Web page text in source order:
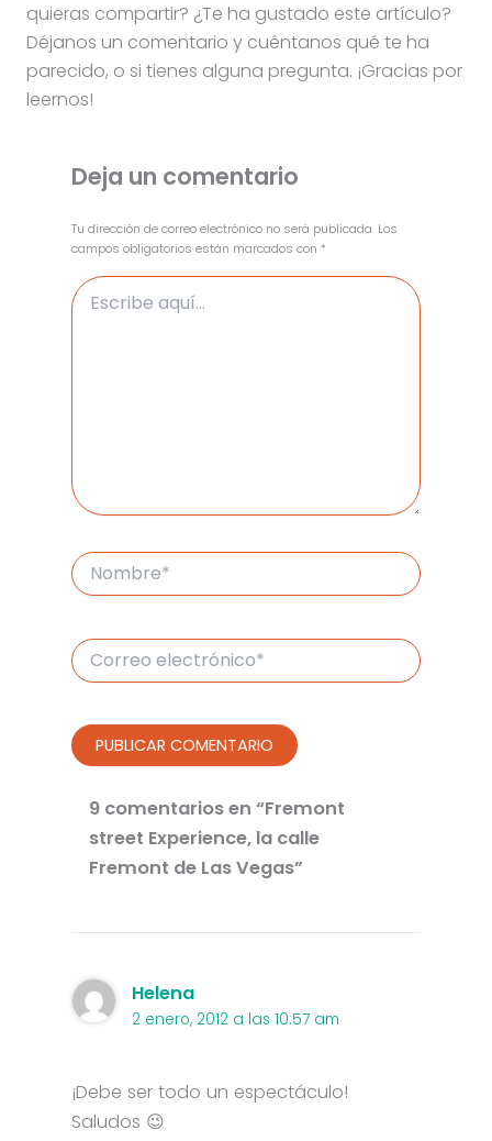
quieras compartir? ¿Te ha gustado este artículo?
Déjanos un comentario y cuéntanos qué te ha
parecido, o si tienes alguna pregunta. ¡Gracias por
leernos!
Deja un comentario
Tu dirección de correo electrónico no será publicada. Los
campos obligatorios están marcados con *
Escribe
aquí...
Nombre*
Correo
electrónico*
9 comentarios en “Fremont
street Experience, la calle
Fremont de Las Vegas”
Helena
2 enero, 2012 a las 10:57 am
¡Debe ser todo un espectáculo!
Saludos 😉